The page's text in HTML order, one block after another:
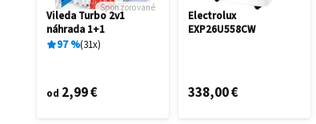
Sponzorované
Vileda Turbo 2v1
náhrada 1+1
97% 31x
od 2,99 €
Electrolux
EXP26U558CW
338,00 €